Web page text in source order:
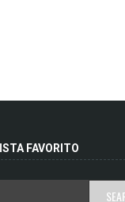
FAVORITO